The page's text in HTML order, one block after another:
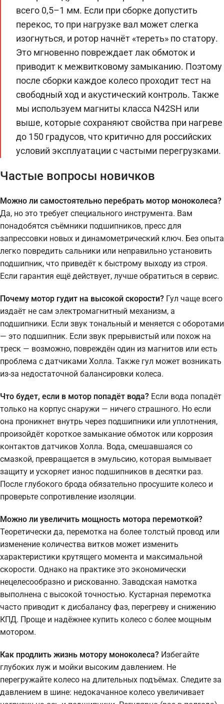
всего 0,5–1 мм. Если при сборке допустить
перекос, то при нагрузке вал может слегка
изогнуться, и ротор начнёт «тереть» по статору.
Это мгновенно повреждает лак обмоток и
приводит к межвитковому замыканию. Поэтому
после сборки каждое колесо проходит тест на
свободный ход и акустический контроль. Также
мы используем магниты класса N42SH или
выше, которые сохраняют свойства при нагреве
до 150 градусов, что критично для российских
условий эксплуатации с частыми перегрузками.
Частые вопросы новичков
Можно ли самостоятельно перебрать мотор моноколеса?
Да, но это требует специального инструмента. Вам
понадобятся съёмники подшипников, пресс для
запрессовки новых и динамометрический ключ. Без опыта
легко повредить сальники или неправильно установить
подшипник, что приведёт к быстрому выходу из строя.
Если гарантия ещё действует, лучше обратиться в сервис.
Почему мотор гудит на высокой скорости? Гул чаще всего
издаёт не сам электромагнитный механизм, а
подшипники. Если звук тональный и меняется с оборотами
— это подшипник. Если звук прерывистый или похож на
треск — возможно, повреждён один из магнитов или есть
проблема с датчиками Холла. Также гул может возникать
из-за недостаточной балансировки колеса.
Что будет, если в мотор попадёт вода? Если вода попадёт
только на корпус снаружи — ничего страшного. Но если
она проникнет внутрь через подшипники или уплотнения,
произойдёт короткое замыкание обмоток или коррозия
контактов датчиков Холла. Вода, смешавшаяся со
смазкой, превращается в эмульсию, которая вымывает
защиту и ускоряет износ подшипников в десятки раз.
После глубокого брода обязательно просушите колесо и
проверьте сопротивление изоляции.
Можно ли увеличить мощность мотора перемоткой?
Теоретически да, перемотка на более толстый провод или
изменение количества витков может изменить
характеристики крутящего момента и максимальной
скорости. Однако на практике это экономически
нецелесообразно и рискованно. Заводская намотка
выполнена с высокой точностью. Кустарная перемотка
часто приводит к дисбалансу фаз, перегреву и снижению
КПД. Проще и надёжнее купить колесо с более мощным
мотором.
Как продлить жизнь мотору моноколеса? Избегайте
глубоких луж и мойки высоким давлением. Не
перегружайте колесо на длительных подъёмах. Следите за
давлением в шине: недокачанное колесо увеличивает